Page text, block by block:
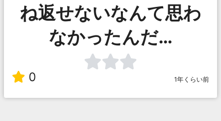
ね返せないなんて思わ
なかったんだ…
0 1年くらい前